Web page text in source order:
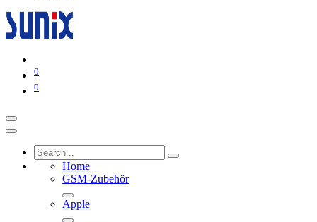
0
0
Home
GSM-Zubehör
Apple